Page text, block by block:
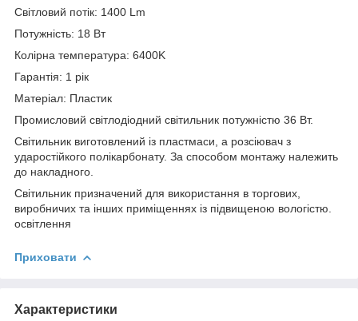
Світловий потік: 1400 Lm
Потужність: 18 Вт
Колірна температура: 6400K
Гарантія: 1 рік
Матеріал: Пластик
Промисловий світлодіодний світильник потужністю 36 Вт.
Світильник виготовлений із пластмаси, а розсіювач з
ударостійкого полікарбонату. За способом монтажу належить
до накладного.
Світильник призначений для використання в торгових,
виробничих та інших приміщеннях із підвищеною вологістю.
освітлення
Приховати
Характеристики